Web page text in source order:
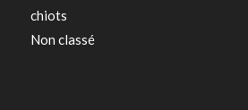
chiots
Non classé